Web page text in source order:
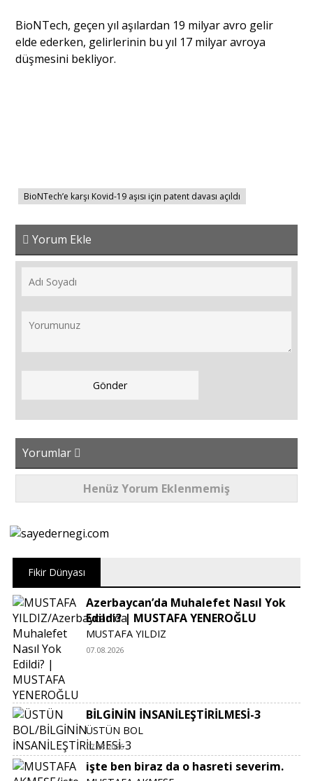
BioNTech, geçen yıl aşılardan 19 milyar avro gelir
elde ederken, gelirlerinin bu yıl 17 milyar avroya
düşmesini bekliyor.
BioNTech’e karşı Kovid-19 aşısı için patent davası açıldı
Yorum Ekle
Yorumlar
Henüz Yorum Eklenmemiş
Fikir Dünyası
Azerbaycan’da Muhalefet Nasıl Yok
Edildi? | MUSTAFA YENEROĞLU
MUSTAFA YILDIZ
07.08.2026
BİLGİNİN İNSANİLEŞTİRİLMESİ-3
ÜSTÜN BOL
07.08.2026
işte ben biraz da o hasreti severim.